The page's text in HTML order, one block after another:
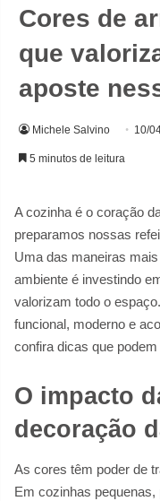
Cores de
que
aposte
Michele Salvino 10/
5 minutos de leitura
A cozinha é o coração
preparamos nossas
Uma das maneiras
ambiente é investindo
valorizam todo o
funcional, moderno e
confira dicas que
O impacto
decoração
As cores têm poder de
Em cozinhas